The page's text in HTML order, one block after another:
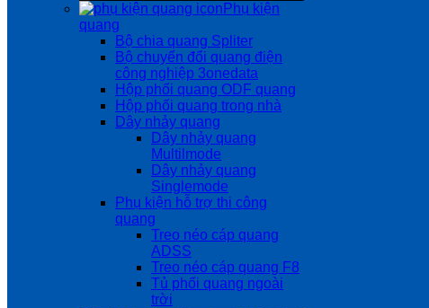
Phụ kiện
quang
Bộ chia quang Spliter
Bộ chuyển đổi quang điện
công nghiệp 3onedata
Hộp phối quang ODF quang
Hộp phối quang trong nhà
Dây nhảy quang
Dây nhảy quang
Multilmode
Dây nhảy quang
Singlemode
Phụ kiện hỗ trợ thi công
quang
Treo néo cáp quang
ADSS
Treo néo cáp quang F8
Tủ phối quang ngoài
trời